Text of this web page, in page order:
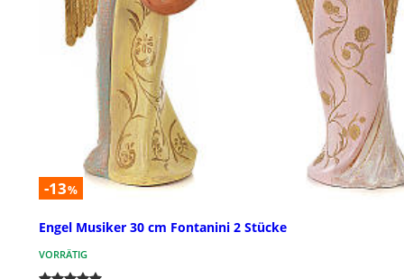
-13%
Engel Musiker 30 cm Fontanini 2 Stücke
VORRÄTIG